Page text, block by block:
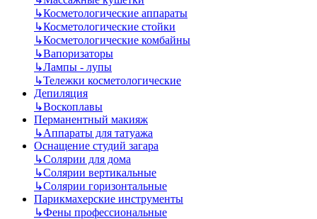
↳Косметологические аппараты
↳Косметологические стойки
↳Косметологические комбайны
↳Вапоризаторы
↳Лампы - лупы
↳Тележки косметологические
Депиляция
↳Воскоплавы
Перманентный макияж
↳Аппараты для татуажа
Оснащение студий загара
↳Солярии для дома
↳Солярии вертикальные
↳Солярии горизонтальные
Парикмахерские инструменты
↳Фены профессиональные